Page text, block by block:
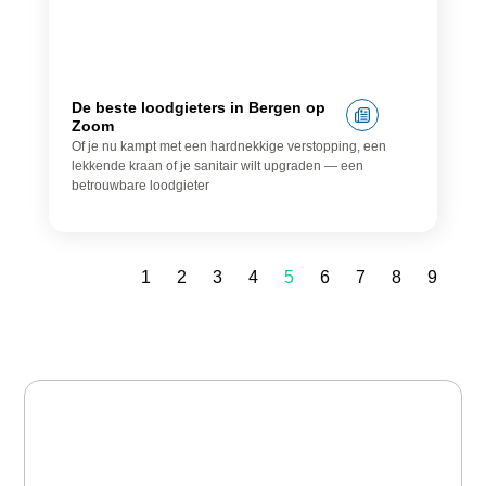
De beste loodgieters in Bergen op
Zoom
Of je nu kampt met een hardnekkige verstopping, een
lekkende kraan of je sanitair wilt upgraden — een
betrouwbare loodgieter
1 2 3 4 5 6 7 8 9